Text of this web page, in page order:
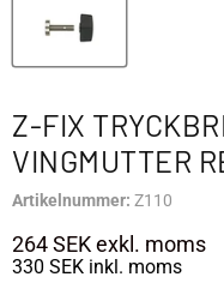
Z-FIX
VINGMUTTER
Artikelnummer: Z110
264 SEKexkl. moms
330 SEK inkl. moms